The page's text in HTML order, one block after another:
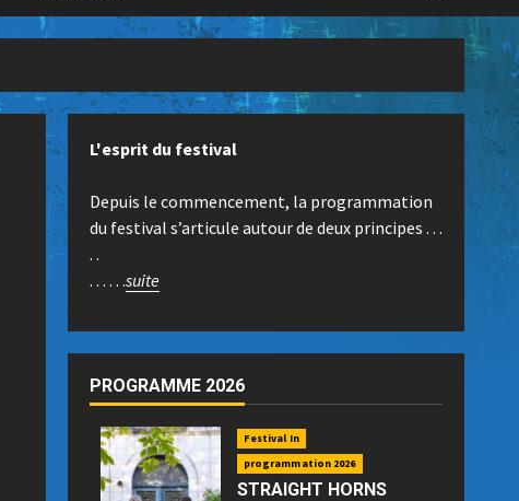
L'esprit du festival
Depuis le commencement, la programmation
du festival s’articule autour de deux principes . . .
. .
. . . . . .suite
PROGRAMME 2026
Festival In
programmation 2026
STRAIGHT HORNS